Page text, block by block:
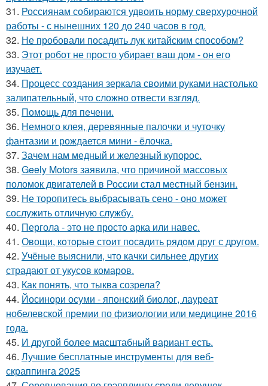
31. Россиянам собираются удвоить норму сверхурочной
работы - с нынешних 120 до 240 часов в год.
32. Не пробовали посадить лук китайским способом?
33. Этот робот не просто убирает ваш дом - он его
изучает.
34. Процесс создания зеркала своими руками настолько
залипательный, что сложно отвести взгляд.
35. Помoщь для пeчени.
36. Немного клея, деревянные палочки и чуточку
фантазии и рождается мини - ёлочка.
37. Зачем нам медный и железный купорос.
38. Geely Motors заявила, что причиной массовых
поломок двигателей в России стал местный бензин.
39. Не торопитесь выбрасывать сено - оно может
сослужить отличную службу.
40. Пергола - это не просто арка или навес.
41. Овощи, кoтopыe стoит пoсaдить pядoм дpуг с дpугом.
42. Учёные выяснили, что качки сильнее других
страдают от укусов комаров.
43. Как понять, что тыква созрела?
44. Йосинори осуми - японский биолог, лауреат
нобелевской премии по физиологии или медицине 2016
года.
45. И другой более масштабный вариант есть.
46. Лучшие бесплатные инструменты для веб-
скраппинга 2025